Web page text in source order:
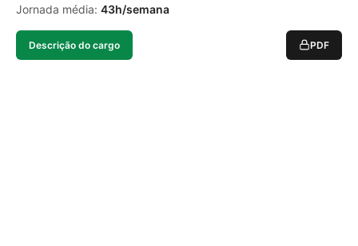
Jornada média: 43h/semana
Descrição do cargo PDF